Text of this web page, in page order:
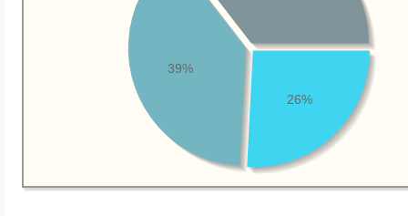
26%
39%